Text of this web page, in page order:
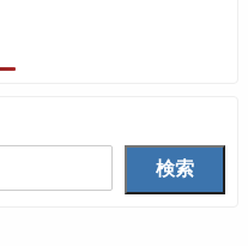
検索